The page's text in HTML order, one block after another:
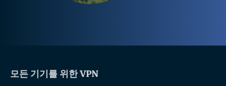
모든 기기를 위한 VPN